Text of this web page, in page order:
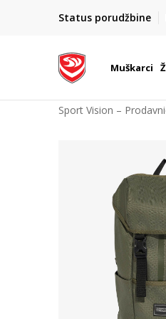
Status porudžbine
Muškarci
Sport Vision –